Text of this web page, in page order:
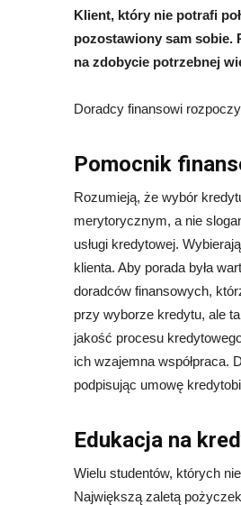
Klient, który nie potrafi
pozostawiony sam sobie.
na zdobycie potrzebnej
Doradcy finansowi
Pomocnik
Rozumieją, że wybór
merytorycznym, a nie
usługi kredytowej.
klienta. Aby porada była
doradców finansowych,
przy wyborze kredytu, ale
jakość procesu
ich wzajemna współpraca.
podpisując umowę
Edukacja na
Wielu studentów, których
Największą zaletą